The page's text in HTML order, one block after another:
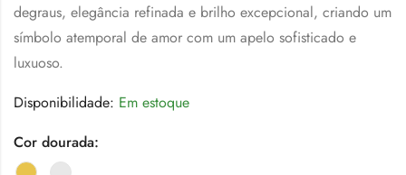
degraus, elegância refinada e brilho excepcional, criando um
símbolo atemporal de amor com um apelo sofisticado e
luxuoso.
Disponibilidade: Em estoque
Cor dourada: